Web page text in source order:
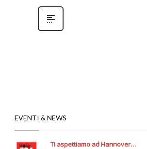
EVENTI & NEWS
Ti aspettiamo ad Hannover…